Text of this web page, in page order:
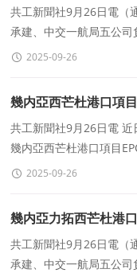
工節點
共工新聞社9月26日電（
承建、中交一航局五公
EPC1包碼頭預制梁安裝
2025-09-26
幾内亞西芒杜港口項
點
共工新聞社9月26日電
幾内亞西芒杜港口項目
月活動正式啓動。中幾兩
2025-09-26
幾内亞力拓西芒杜港
共工新聞社9月26日電（
承建、中交一航局五公